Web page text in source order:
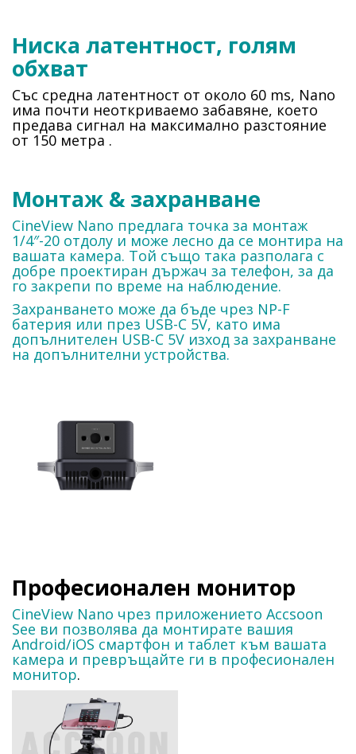
Ниска латентност, голям
обхват
Със средна латентност от около 60 ms, Nano
има почти неоткриваемо забавяне, което
предава сигнал на максимално разстояние
от 150 метра .
Монтаж & захранване
CineView Nano предлага точка за монтаж
1/4″-20 отдолу и може лесно да се монтира на
вашата камера. Той също така разполага с
добре проектиран държач за телефон, за да
го закрепи по време на наблюдение.
Захранването може да бъде чрез NP-F
батерия или през USB-C 5V, като има
допълнителен USB-C 5V изход за захранване
на допълнителни устройства.
Професионален монитор
CineView Nano чрез приложението Accsoon
See ви позволява да монтирате вашия
Android/iOS смартфон и таблет към вашата
камера и превръщайте ги в професионален
монитор.